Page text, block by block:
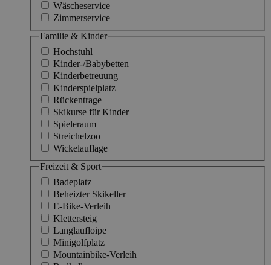
Wäscheservice
Zimmerservice
Familie & Kinder
Hochstuhl
Kinder-/Babybetten
Kinderbetreuung
Kinderspielplatz
Rückentrage
Skikurse für Kinder
Spieleraum
Streichelzoo
Wickelauflage
Freizeit & Sport
Badeplatz
Beheizter Skikeller
E-Bike-Verleih
Klettersteig
Langlaufloipe
Minigolfplatz
Mountainbike-Verleih